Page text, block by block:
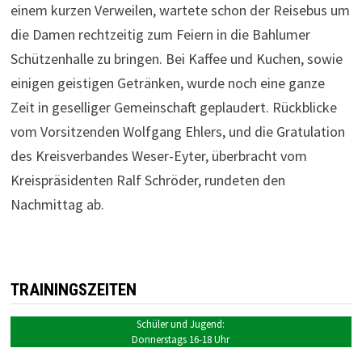
einem kurzen Verweilen, wartete schon der Reisebus um
die Damen rechtzeitig zum Feiern in die Bahlumer
Schützenhalle zu bringen. Bei Kaffee und Kuchen, sowie
einigen geistigen Getränken, wurde noch eine ganze
Zeit in geselliger Gemeinschaft geplaudert. Rückblicke
vom Vorsitzenden Wolfgang Ehlers, und die Gratulation
des Kreisverbandes Weser-Eyter, überbracht vom
Kreispräsidenten Ralf Schröder, rundeten den
Nachmittag ab.
TRAININGSZEITEN
Schüler und Jugend:
Donnerstags 16-18 Uhr